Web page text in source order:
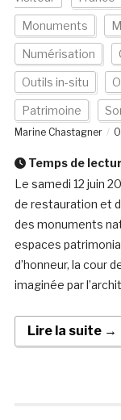
Monuments
Numérisation
Outils in-situ
Patrimoine
Marine Chastagner
Temps de
Le samedi 12 juin
de restauration et
des monuments
espaces
d’honneur, la cour
imaginée par
Lire la suite →